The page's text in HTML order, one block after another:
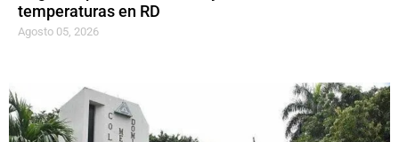
temperaturas en RD
Agosto 05, 2026